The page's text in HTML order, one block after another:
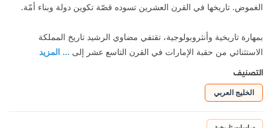
الغموض. تاريخها في القرن العشرين تسوده قصّة تكوين دولة وبناء أمّة.
بمهارة تاريخية وأنثروبولوجية، تقتفي مضاوي الرشيد تاريخ المملكة
الاستثنائي من حقبة الإمارات في القرن التاسع عشر إلى ... المزيد
التصنيف
الخليج العربي